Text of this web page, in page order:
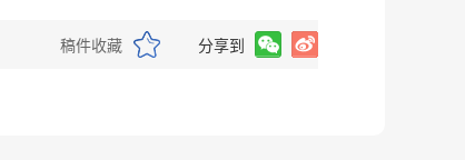
稿件收藏 分享到